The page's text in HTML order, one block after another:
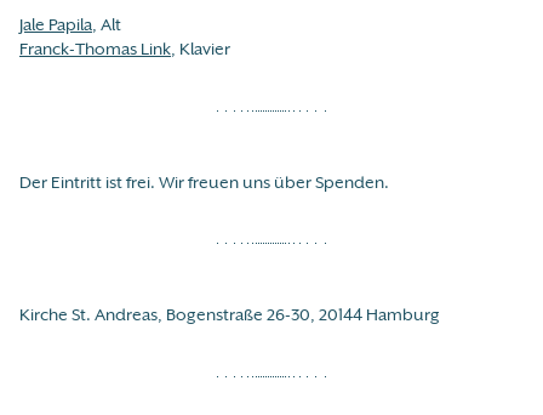
Jale Papila, Alt
Franck-Thomas Link, Klavier
Der Eintritt ist frei. Wir freuen uns über Spenden.
Kirche St. Andreas, Bogenstraße 26-30, 20144 Hamburg